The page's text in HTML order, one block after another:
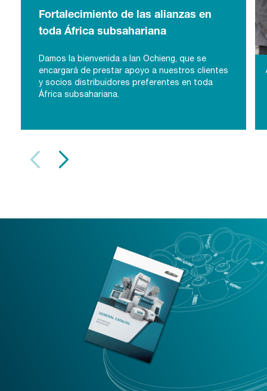
Fortalecimiento de las alianzas en toda
África subsahariana
Fortalecimiento de las alianzas en
toda África subsahariana
Damos la bienvenida a Ian Ochieng, que se
encargará de prestar apoyo a nuestros clientes
y socios distribuidores preferentes en toda
África subsahariana.